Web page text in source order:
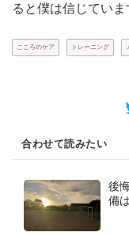
ると僕は信じていま
こころのケア トレーニング
合わせて読みたい
後
備